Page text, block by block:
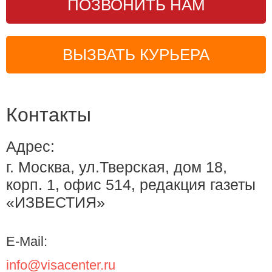
ПОЗВОНИТЬ НАМ
ВЫЗВАТЬ КУРЬЕРА
Контакты
Адрес:
г. Москва, ул.Тверская, дом 18,
корп. 1, офис 514, редакция газеты
«ИЗВЕСТИЯ»
E-Mail:
info@visacenter.ru